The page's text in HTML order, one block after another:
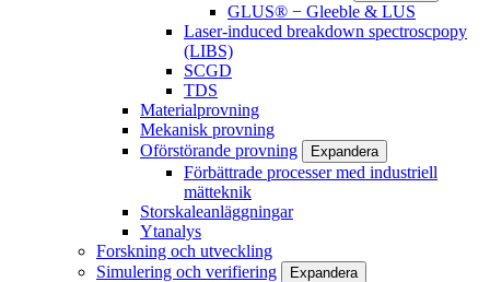
GLUS® − Gleeble & LUS
Laser-induced breakdown spectroscpopy
(LIBS)
SCGD
TDS
Materialprovning
Mekanisk provning
Oförstörande provning
Expandera
Förbättrade processer med industriell
mätteknik
Storskaleanläggningar
Ytanalys
Forskning och utveckling
Simulering och verifiering
Expandera